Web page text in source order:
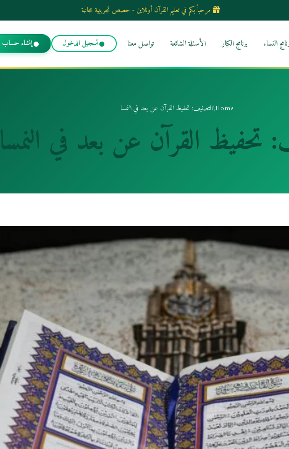
مرحباً بكم في تعليم القرآن أونلاين - حصص تجريبية مجانية
النساء برنامج الكبار الأسئلة الشائعة تواصل معنا تسجيل الدخول إنشاء حساب
Home
/التصنيف: تحفيظ القرآن عن بعد في النمسا
تحفيظ القرآن عن بعد في النمسا